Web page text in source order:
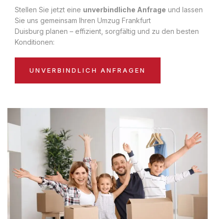
Stellen Sie jetzt eine unverbindliche Anfrage und lassen
Sie uns gemeinsam Ihren Umzug Frankfurt
Duisburg planen – effizient, sorgfältig und zu den besten
Konditionen:
UNVERBINDLICH ANFRAGEN